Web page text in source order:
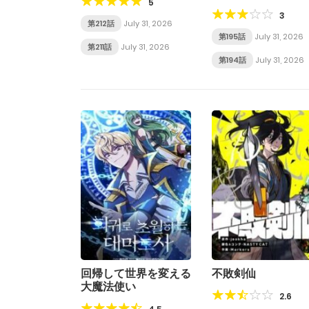
5
第212話 July 31, 2026
第211話 July 31, 2026
3
第195話 July 31, 2026
第194話 July 31, 2026
回帰して世界を変える
大魔法使い
不敗剣仙
2.6